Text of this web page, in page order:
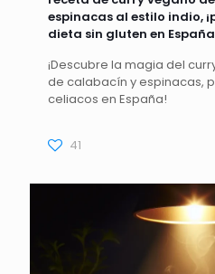
espinacas al estilo indio,
dieta sin gluten en
¡Descubre la magia del
de calabacín y espinacas,
celiacos en España!
41